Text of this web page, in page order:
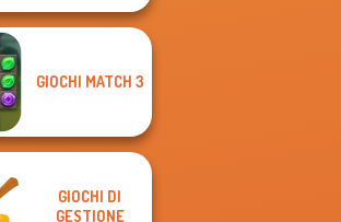
GIOCHI MATCH 3
GIOCHI DI
GESTIONE